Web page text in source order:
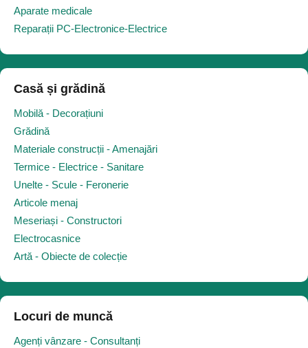
Aparate medicale
Reparații PC-Electronice-Electrice
Casă și grădină
Mobilă - Decorațiuni
Grădină
Materiale construcții - Amenajări
Termice - Electrice - Sanitare
Unelte - Scule - Feronerie
Articole menaj
Meseriași - Constructori
Electrocasnice
Artă - Obiecte de colecție
Locuri de muncă
Agenți vânzare - Consultanți